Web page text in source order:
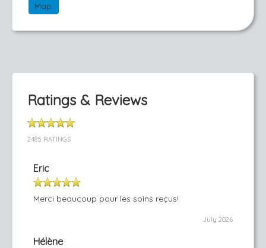
Map
Ratings & Reviews
2485 RATINGS
Eric
Merci beaucoup pour les soins reçus!
July 2026
Hélène